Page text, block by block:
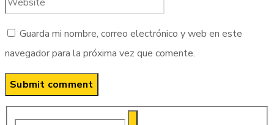
Guarda mi nombre, correo electrónico y web en este
navegador para la próxima vez que comente.